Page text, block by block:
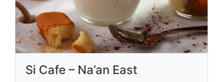
Si Cafe – Na’an East